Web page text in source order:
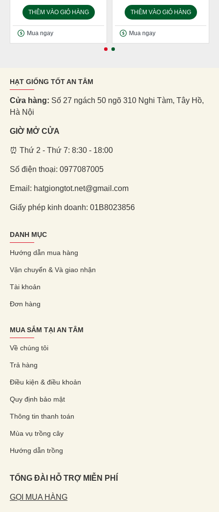
THÊM VÀO GIỎ HÀNG
Mua ngay
THÊM VÀO GIỎ HÀNG
Mua ngay
HẠT GIỐNG TỐT AN TÂM
Cửa hàng: Số 27 ngách 50 ngõ 310 Nghi Tàm, Tây Hồ,
Hà Nội
GIỜ MỞ CỬA
⏰ Thứ 2 - Thứ 7: 8:30 - 18:00
Số điện thoại: 0977087005
Email: hatgiongtot.net@gmail.com
Giấy phép kinh doanh: 01B8023856
DANH MỤC
Hướng dẫn mua hàng
Vận chuyển & Và giao nhận
Tài khoản
Đơn hàng
MUA SẮM TẠI AN TÂM
Về chúng tôi
Trả hàng
Điều kiện & điều khoản
Quy định bảo mật
Thông tin thanh toán
Mùa vụ trồng cây
Hướng dẫn trồng
TỔNG ĐÀI HỖ TRỢ MIỄN PHÍ
GỌI MUA HÀNG